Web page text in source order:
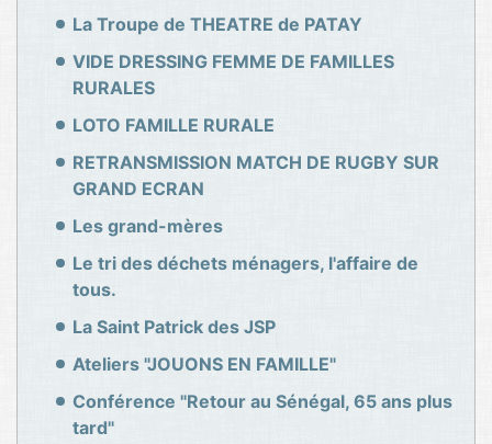
La Troupe de THEATRE de PATAY
VIDE DRESSING FEMME DE FAMILLES
RURALES
LOTO FAMILLE RURALE
RETRANSMISSION MATCH DE RUGBY SUR
GRAND ECRAN
Les grand-mères
Le tri des déchets ménagers, l'affaire de
tous.
La Saint Patrick des JSP
Ateliers "JOUONS EN FAMILLE"
Conférence "Retour au Sénégal, 65 ans plus
tard"